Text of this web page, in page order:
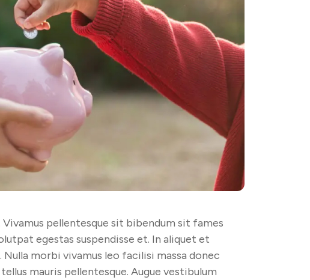
pellentesque sit bibendum sit fames
egestas suspendisse et. In aliquet et
morbi vivamus leo facilisi massa donec
mauris pellentesque. Augue vestibulum